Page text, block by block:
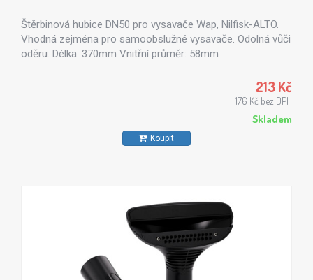
Štěrbinová hubice DN50 pro vysavače Wap, Nilfisk-ALTO.
Vhodná zejména pro samoobslužné vysavače. Odolná vůči
oděru. Délka: 370mm Vnitřní průměr: 58mm
213 Kč
176 Kč bez DPH
Skladem
Koupit